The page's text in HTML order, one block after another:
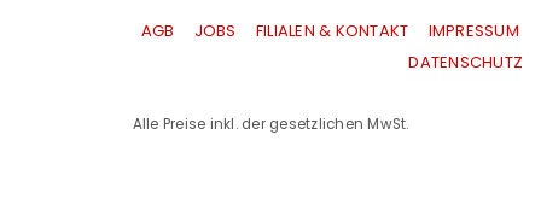
AGB JOBS FILIALEN & KONTAKT
IMPRESSUM
|DATENSCHUTZ
Alle Preise inkl. der gesetzlichen MwSt.